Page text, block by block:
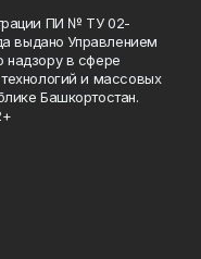
ПИ № ТУ 02-
выдано Управлением
в сфере
и массовых
Башкортостан.